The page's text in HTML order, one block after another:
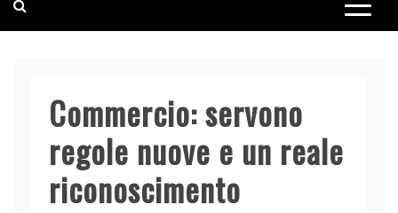
Commercio: servono
regole nuove e un reale
riconoscimento